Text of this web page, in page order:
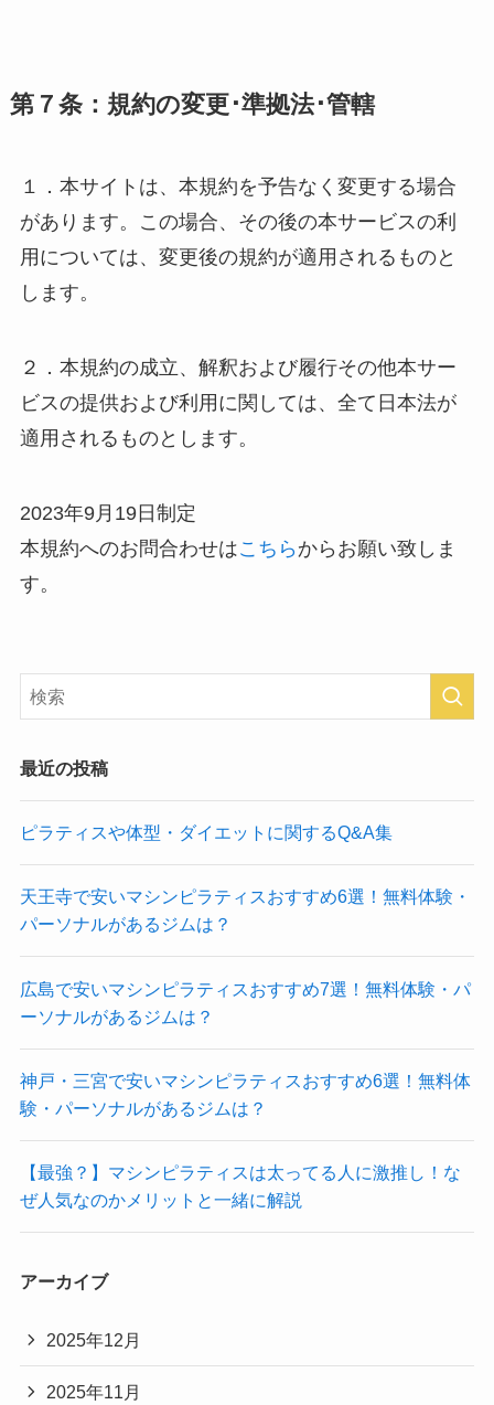
第７条：規約の変更･準拠法･管轄
１．本サイトは、本規約を予告なく変更する場合
があります。この場合、その後の本サービスの利
用については、変更後の規約が適用されるものと
します。
２．本規約の成立、解釈および履行その他本サー
ビスの提供および利用に関しては、全て日本法が
適用されるものとします。
2023年9月19日制定
本規約へのお問合わせはこちら からお願い致しま
す。
最近の投稿
ピラティスや体型・ダイエットに関するQ&A集
天王寺で安いマシンピラティスおすすめ6選！無料体験・
パーソナルがあるジムは？
広島で安いマシンピラティスおすすめ7選！無料体験・パ
ーソナルがあるジムは？
神戸・三宮で安いマシンピラティスおすすめ6選！無料体
験・パーソナルがあるジムは？
【最強？】マシンピラティスは太ってる人に激推し！な
ぜ人気なのかメリットと一緒に解説
アーカイブ
2025年12月
2025年11月